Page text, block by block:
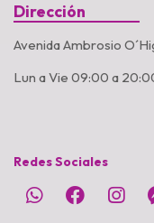
Dirección
Avenida Ambrosio
Lun a Vie 09:00 a
Redes Sociales